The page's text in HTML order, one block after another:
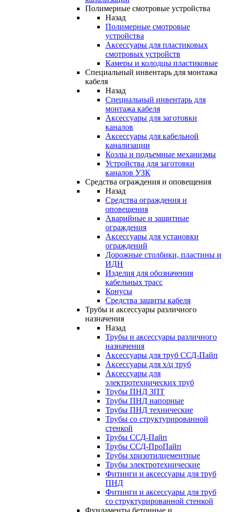
Полимерные смотровые устройства
Назад
Полимерные смотровые
устройства
Аксессуары для пластиковых
смотровых устройств
Камеры и колодцы пластиковые
Специальный инвентарь для монтажа
кабеля
Назад
Специальный инвентарь для
монтажа кабеля
Аксессуары для заготовки
каналов
Аксессуары для кабельной
канализации
Козлы и подъемные механизмы
Устройства для заготовки
каналов УЗК
Средства ограждения и оповещения
Назад
Средства ограждения и
оповещения
Аварийные и защитные
ограждения
Аксессуары для установки
ограждений
Дорожные столбики, пластины и
ИДН
Изделия для обозначения
кабельных трасс
Конусы
Средства защиты кабеля
Трубы и аксессуары различного
назначения
Назад
Трубы и аксессуары различного
назначения
Аксессуары для труб ССД-Пайп
Аксессуары для х/ц труб
Аксессуары для
электротехнических труб
Трубы ПНД ЗПТ
Трубы ПНД напорные
Трубы ПНД технические
Трубы со структурированной
стенкой
Трубы ССД-Пайп
Трубы ССД-ПроПайп
Трубы хризотилцементные
Трубы электротехнические
Фитинги и аксессуары для труб
ПНД
Фитинги и аксессуары для труб
со структурированной стенкой
Фундаменты бетонные и